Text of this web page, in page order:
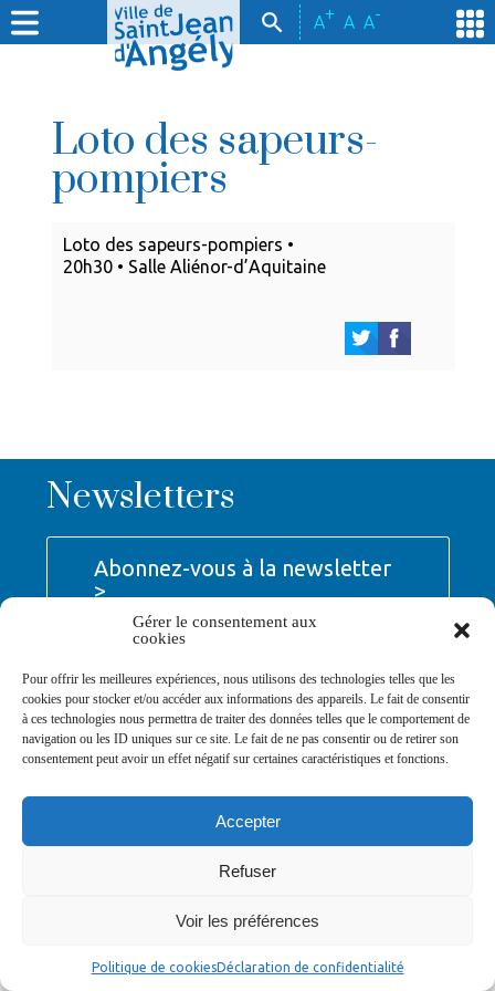
Gérer le consentement aux
cookies
Pour offrir les meilleures expériences, nous utilisons des technologies telles que les
cookies pour stocker et/ou accéder aux informations des appareils. Le fait de consentir
à ces technologies nous permettra de traiter des données telles que le comportement de
navigation ou les ID uniques sur ce site. Le fait de ne pas consentir ou de retirer son
consentement peut avoir un effet négatif sur certaines caractéristiques et fonctions.
Accepter
Refuser
Voir les préférences
Politique de cookiesDéclaration de confidentialité
A+ A A-
Loto des sapeurs-
pompiers
Loto des sapeurs-pompiers •
20h30 • Salle Aliénor-d’Aquitaine
Newsletters
Abonnez-vous à la newsletter
>
© Ville de Saint-Jean-d'Angély 2026
Ma mairie
Découvrir la ville
Vivre ma ville
Services publics
Contact
Mentions légales